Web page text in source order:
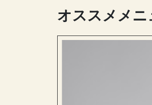
オススメメニ